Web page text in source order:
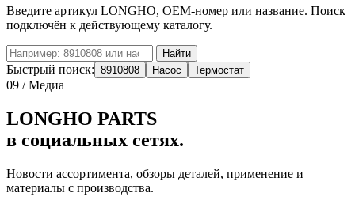
Введите артикул LONGHO, OEM-номер или название. Поиск
подключён к действующему каталогу.
Найти
Быстрый поиск: 8910808 Насос Термостат
09 / Медиа
LONGHO PARTS
в социальных сетях.
Новости ассортимента, обзоры деталей, применение и
материалы с производства.